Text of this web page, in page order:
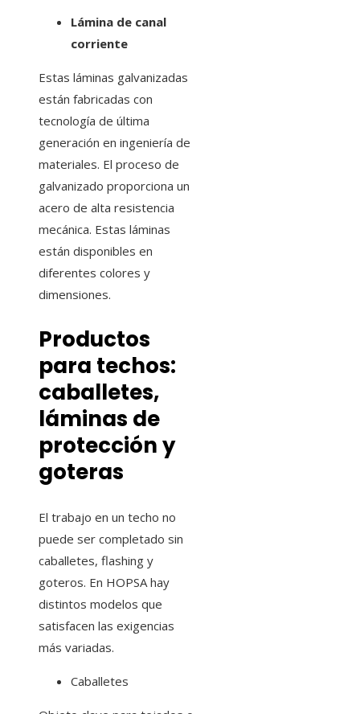
Lámina de canal
corriente
Estas láminas galvanizadas
están fabricadas con
tecnología de última
generación en ingeniería de
materiales. El proceso de
galvanizado proporciona un
acero de alta resistencia
mecánica. Estas láminas
están disponibles en
diferentes colores y
dimensiones.
Productos
para techos:
caballetes,
láminas de
protección y
goteras
El trabajo en un techo no
puede ser completado sin
caballetes, flashing y
goteros. En HOPSA hay
distintos modelos que
satisfacen las exigencias
más variadas.
Caballetes